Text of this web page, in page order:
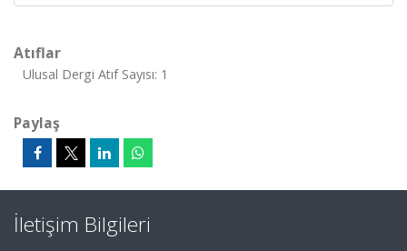
Atıflar
Ulusal Dergi Atıf Sayısı: 1
Paylaş
İletişim Bilgileri